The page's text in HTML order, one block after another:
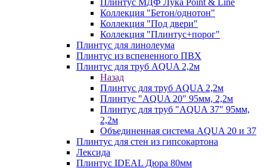
Плинтус МДФ Лука Point & Line
Коллекция "Бетон/однотон"
Коллекция "Под двери"
Коллекция "Плинтус+порог"
Плинтус для линолеума
Плинтус из вспененного ПВХ
Плинтус для труб AQUA 2,2м
Назад
Плинтус для труб AQUA 2,2м
Плинтус "AQUA 20" 95мм, 2,2м
Плинтус для труб "AQUA 37" 95мм,
2,2м
Объединенная система AQUA 20 и 37
Плинтус для стен из гипсокартона
Лексида
Плинтус IDEAL Дюра 80мм